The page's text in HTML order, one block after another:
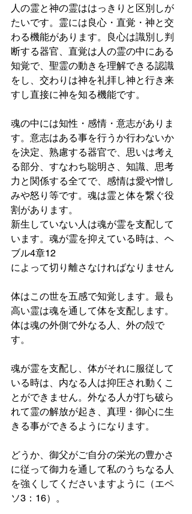
人の霊と神の霊ははっきりと区別しが
たいです。霊には良心・直覚・神と交
わる機能があります。良心は識別し判
断する器官、直覚は人の霊の中にある
知覚で、聖霊の動きを理解できる認識
をし、交わりは神を礼拝し神と行き来
すし直接に神を知る機能です。
魂の中には知性・感情・意志がありま
す。意志はある事を行うか行わないか
を決定、熟慮する器官で、思いは考え
る部分、すなわち聡明さ、知識、思考
力と関係する全てで、感情は愛や憎し
みや怒り等です。魂は霊と体を繋ぐ役
割があります。
新生していない人は魂が霊を支配して
います。魂が霊を抑えている時は、ヘ
ブル4章12
によって切り離さなければなりません
体はこの世を五感で知覚します。最も
高い霊は魂を通して体を支配します。
体は魂の外側で外なる人、外の殻で
す。
魂が霊を支配し、体がそれに服従して
いる時は、内なる人は抑圧され動くこ
とができません。外なる人が打ち破ら
れて霊の解放が起き、真理・御心に生
きる事ができるようになります。
どうか、御父がご自分の栄光の豊かさ
に従って御力を通して私のうちなる人
を強くしてくださいますように（エペ
ソ3：16）。